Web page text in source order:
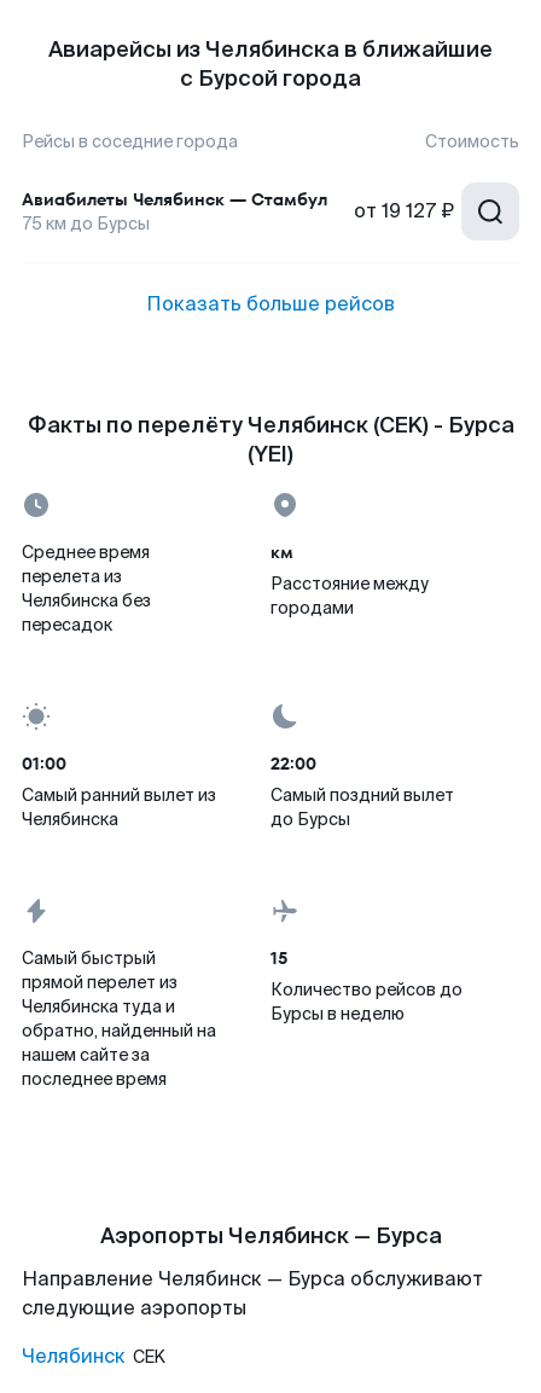
Авиарейсы из Челябинска в ближайшие
с Бурсой города
Рейсы в соседние города Стоимость
Авиабилеты Челябинск — Стамбул
75 км до Бурсы от 19 127 ₽
Показать больше рейсов
Факты по перелёту Челябинск (CEK) - Бурса
(YEI)
Среднее время
перелета из
Челябинска без
пересадок
км
Расстояние между
городами
01:00
Самый ранний вылет из
Челябинска
22:00
Самый поздний вылет
до Бурсы
Самый быстрый
прямой перелет из
Челябинска туда и
обратно, найденный на
нашем сайте за
последнее время
15
Количество рейсов до
Бурсы в неделю
Аэропорты Челябинск — Бурса
Направление Челябинск — Бурса обслуживают
следующие аэропорты
Челябинск CEK